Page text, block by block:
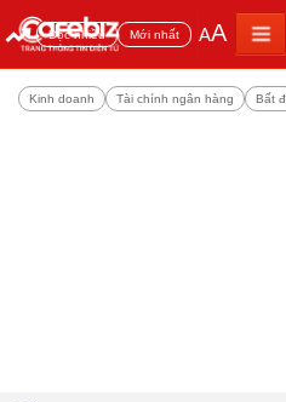
Đọc nhiều Mới nhất AA
Kinh doanh Tài chính ngân hàng Bất